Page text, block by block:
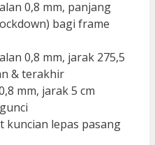
0,8 mm, panjang
bagi frame
0,8 mm, jarak 275,5
& terakhir
mm, jarak 5 cm
kuncian lepas pasang